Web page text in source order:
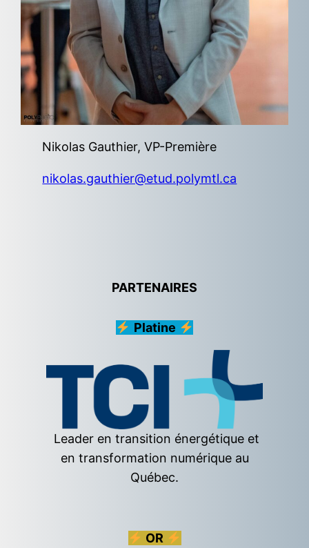
Nikolas Gauthier, VP-Première
nikolas.gauthier@etud.polymtl.ca
PARTENAIRES
Platine
Leader en transition énergétique et
en transformation numérique au
Québec.
OR